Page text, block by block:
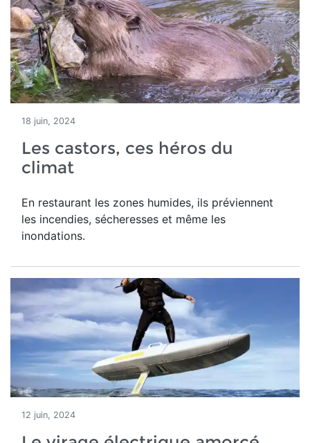
18 juin, 2024
Les castors, ces héros du
climat
En restaurant les zones humides, ils préviennent
les incendies, sécheresses et même les
inondations.
12 juin, 2024